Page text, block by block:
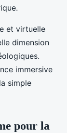
et virtuelle
dimension
immersive
simple
pour la